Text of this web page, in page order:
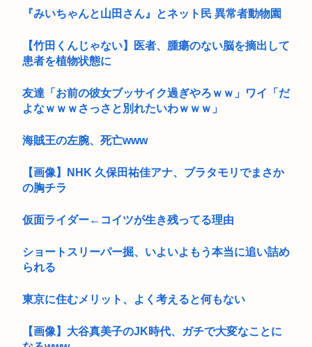
『みいちゃんと山田さん』とネット民 異常者動物園
【竹田くんじゃない】医者、腫瘍のない脳を摘出して
患者を植物状態に
友達「お前の彼女ブッサイク過ぎやろｗｗ」ワイ「だ
よなｗｗｗさっさと別れたいわｗｗｗ」
海賊王の左腕、死亡www
【画像】NHK 久保田祐佳アナ、ブラタモリでまさか
の胸チラ
仮面ライダー←コイツが生き残ってる理由
ショートスリーパー掘、いよいよもう本当に追い詰め
られる
東京に住むメリット、よく考えると何もない
【画像】大谷真美子のJK時代、ガチで大変なことに